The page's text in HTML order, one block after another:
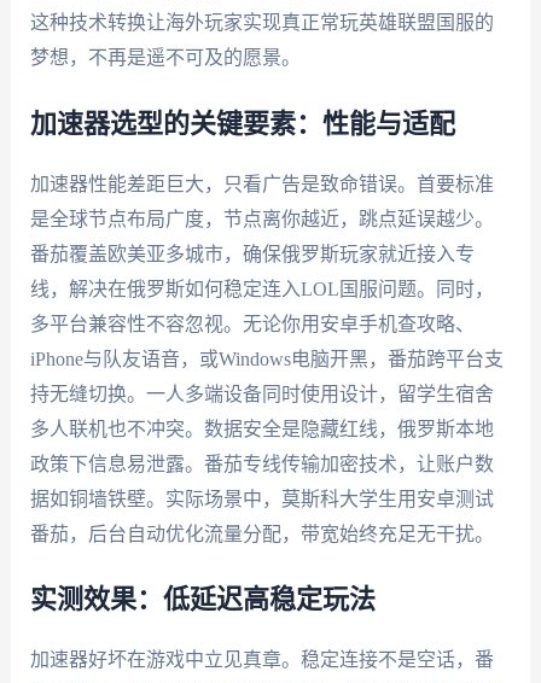
这种技术转换让海外玩家实现真正常玩英雄联盟国服的
梦想，不再是遥不可及的愿景。
加速器选型的关键要素：性能与适配
加速器性能差距巨大，只看广告是致命错误。首要标准
是全球节点布局广度，节点离你越近，跳点延误越少。
番茄覆盖欧美亚多城市，确保俄罗斯玩家就近接入专
线，解决在俄罗斯如何稳定连入LOL国服问题。同时，
多平台兼容性不容忽视。无论你用安卓手机查攻略、
iPhone与队友语音，或Windows电脑开黑，番茄跨平台支
持无缝切换。一人多端设备同时使用设计，留学生宿舍
多人联机也不冲突。数据安全是隐藏红线，俄罗斯本地
政策下信息易泄露。番茄专线传输加密技术，让账户数
据如铜墙铁壁。实际场景中，莫斯科大学生用安卓测试
番茄，后台自动优化流量分配，带宽始终充足无干扰。
实测效果：低延迟高稳定玩法
加速器好坏在游戏中立见真章。稳定连接不是空话，番